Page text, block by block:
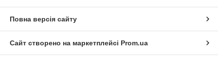
Повна версія сайту
Сайт створено на маркетплейсі Prom.ua